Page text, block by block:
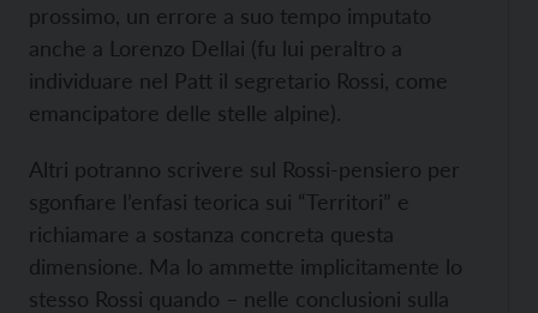
prossimo, un errore a suo tempo imputato
anche a Lorenzo Dellai (fu lui peraltro a
individuare nel Patt il segretario Rossi, come
emancipatore delle stelle alpine).
Altri potranno scrivere sul Rossi-pensiero per
sgonfiare l’enfasi teorica sui “Territori” e
richiamare a sostanza concreta questa
dimensione. Ma lo ammette implicitamente lo
stesso Rossi quando – nelle conclusioni sulla